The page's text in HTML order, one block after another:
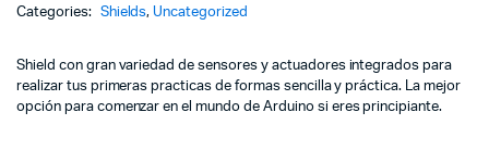
Categories: Shields, Uncategorized
Shield con gran variedad de sensores y actuadores integrados para
realizar tus primeras practicas de formas sencilla y práctica. La mejor
opción para comenzar en el mundo de Arduino si eres principiante.